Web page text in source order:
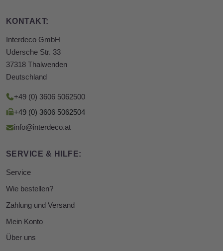
KONTAKT:
Interdeco GmbH
Udersche Str. 33
37318 Thalwenden
Deutschland
+49 (0) 3606 5062500
+49 (0) 3606 5062504
info@interdeco.at
SERVICE & HILFE:
Service
Wie bestellen?
Zahlung und Versand
Mein Konto
Über uns